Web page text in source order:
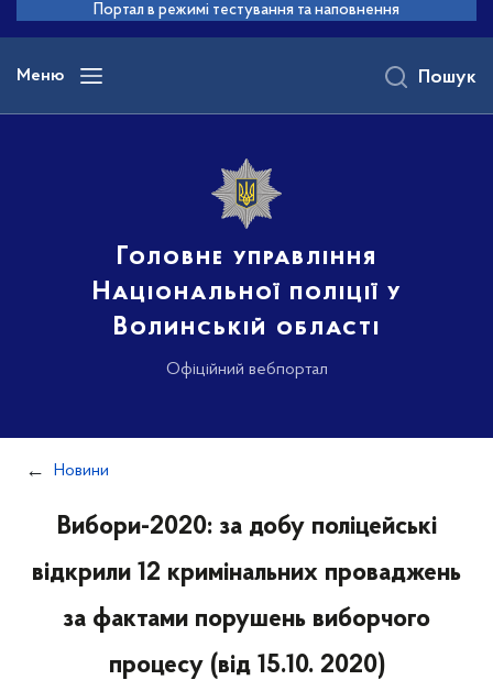
основного
вмісту
Портал в режимі тестування та наповнення
Меню
Головне управління
Національної поліції у
Волинській області
Офіційний вебпортал
Пошук
Новини
Вибори-2020: за добу поліцейські
відкрили 12 кримінальних проваджень
за фактами порушень виборчого
процесу (від 15.10. 2020)